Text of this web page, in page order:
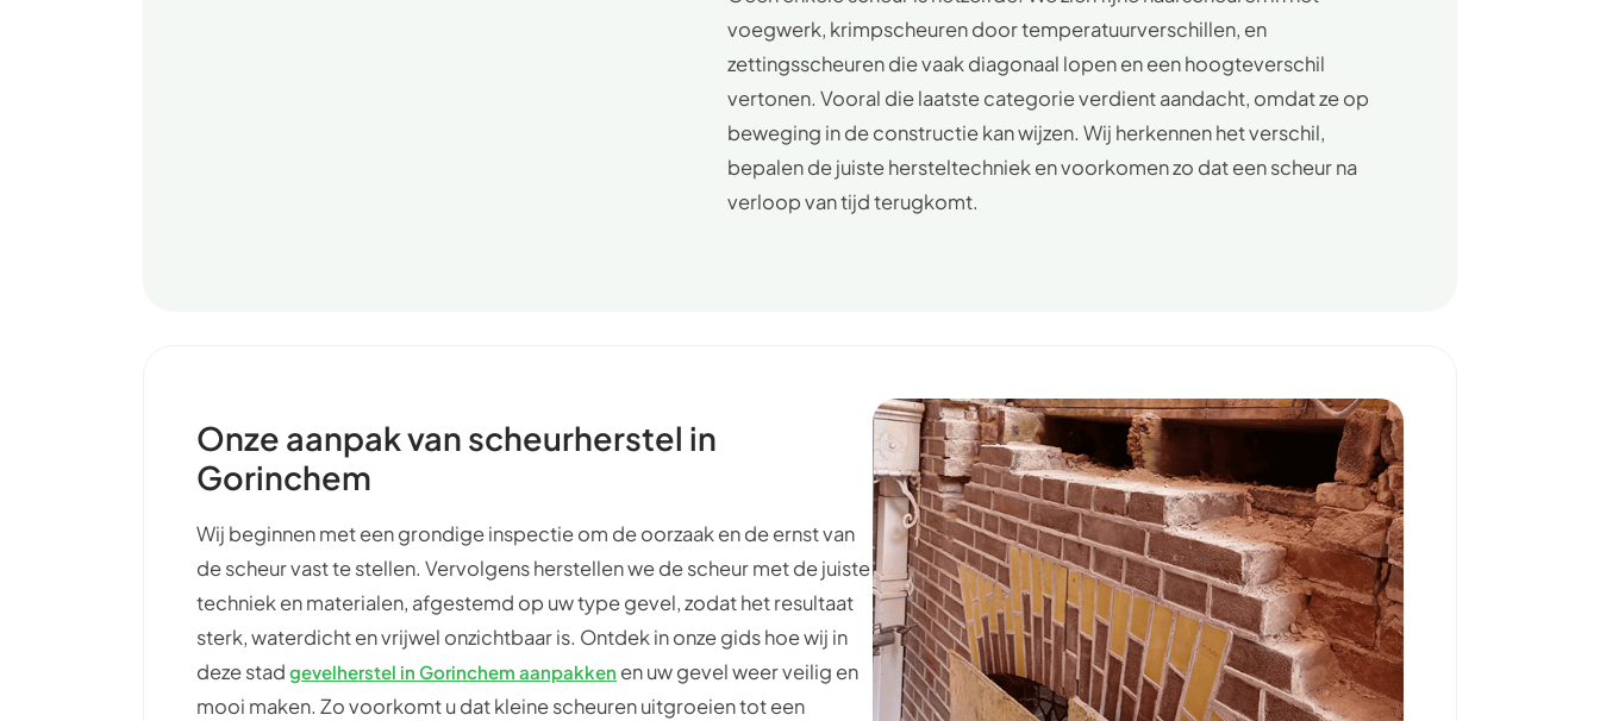
voegwerk, krimpscheuren door temperatuurverschillen, en
zettingsscheuren die vaak diagonaal lopen en een hoogteverschil
vertonen. Vooral die laatste categorie verdient aandacht, omdat ze op
beweging in de constructie kan wijzen. Wij herkennen het verschil,
bepalen de juiste hersteltechniek en voorkomen zo dat een scheur na
verloop van tijd terugkomt.
Onze aanpak van scheurherstel in
Gorinchem
Wij beginnen met een grondige inspectie om de oorzaak en de ernst van
de scheur vast te stellen. Vervolgens herstellen we de scheur met de juiste
techniek en materialen, afgestemd op uw type gevel, zodat het resultaat
sterk, waterdicht en vrijwel onzichtbaar is. Ontdek in onze gids hoe wij in
deze stad gevelherstel in Gorinchem aanpakken en uw gevel weer veilig en
mooi maken. Zo voorkomt u dat kleine scheuren uitgroeien tot een